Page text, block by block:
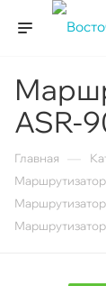
ASR-
Главная